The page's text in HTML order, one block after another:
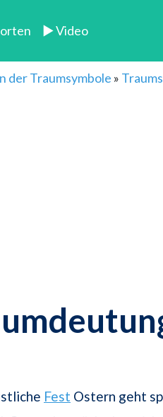
► Video
der Traumsymbole »
Fest Ostern geht